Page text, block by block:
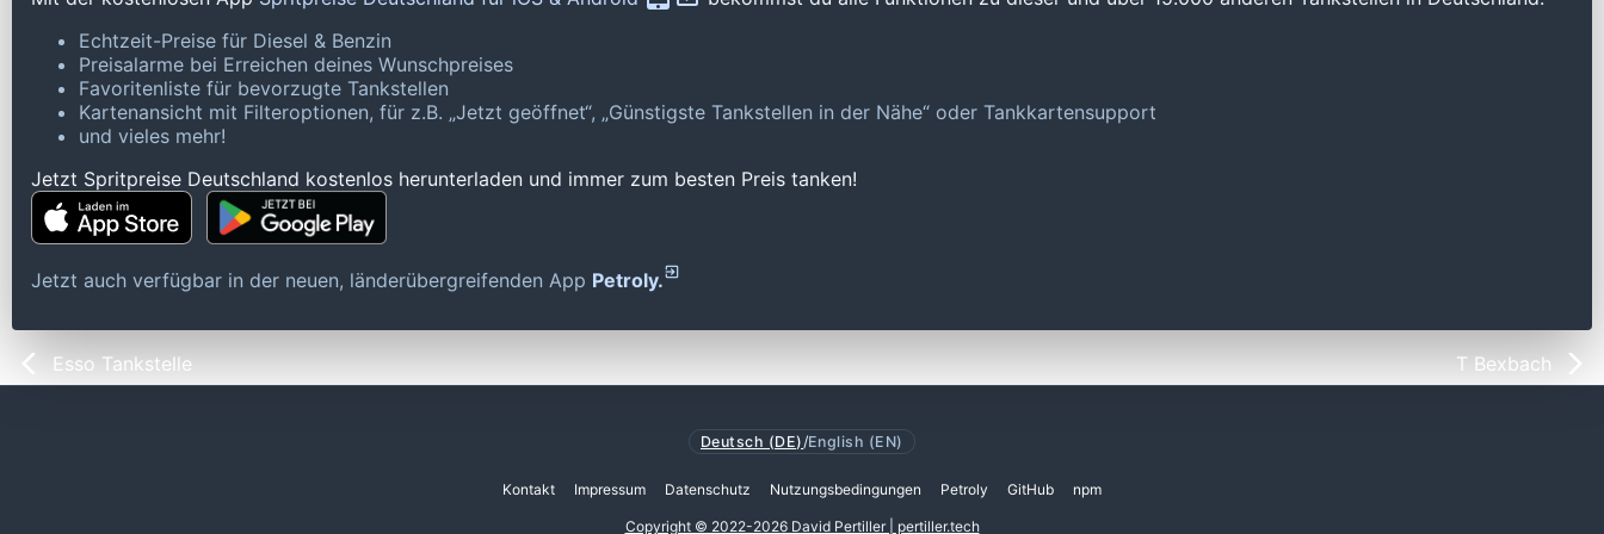
Echtzeit-Preise für Diesel & Benzin
Preisalarme bei Erreichen deines Wunschpreises
Favoritenliste für bevorzugte Tankstellen
Kartenansicht mit Filteroptionen, für z.B. „Jetzt geöffnet“, „Günstigste Tankstellen in der Nähe“ oder Tankkartensupport
und vieles mehr!
Jetzt Spritpreise Deutschland kostenlos herunterladen und immer zum besten Preis tanken!
Jetzt auch verfügbar in der neuen, länderübergreifenden App Petroly.
Esso Tankstelle T Bexbach
Deutsch (DE) /English (EN)
Kontakt Impressum Datenschutz Nutzungsbedingungen Petroly GitHub npm
Copyright © 2022-2026 David Pertiller | pertiller.tech